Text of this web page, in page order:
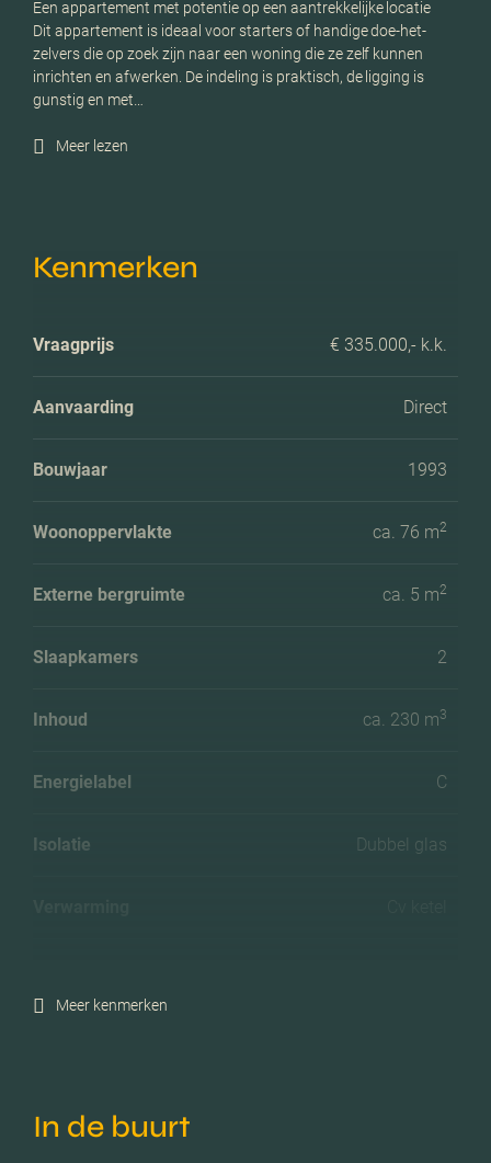
Een appartement met potentie op een aantrekkelijke locatie
Dit appartement is ideaal voor starters of handige doe-het-
zelvers die op zoek zijn naar een woning die ze zelf kunnen
inrichten en afwerken. De indeling is praktisch, de ligging is
gunstig en met…
Meer lezen
Kenmerken
Vraagprijs € 335.000,- k.k.
Aanvaarding Direct
Bouwjaar 1993
Woonoppervlakte ca. 76 m2
Externe bergruimte ca. 5 m2
Slaapkamers 2
Inhoud ca. 230 m3
Energielabel C
Isolatie Dubbel glas
Meer kenmerken
In de buurt